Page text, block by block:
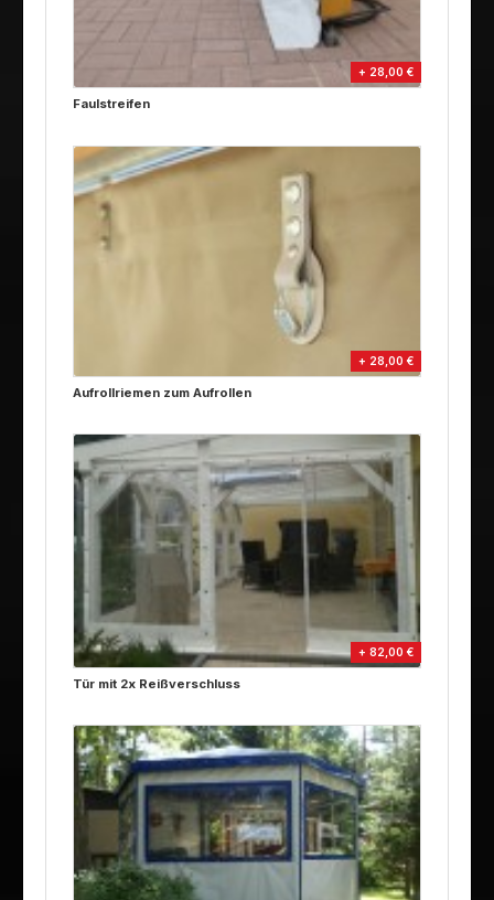
+ 28,00 €
Faulstreifen
+ 28,00 €
Aufrollriemen zum Aufrollen
+ 82,00 €
Tür mit 2x Reißverschluss